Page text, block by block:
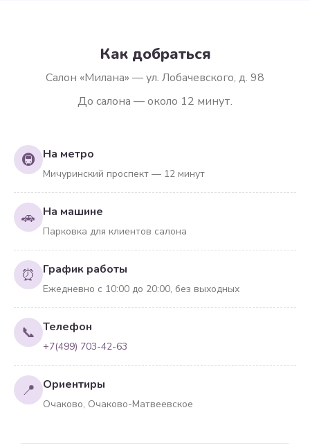
Как добраться
Салон «Милана» — ул. Лобачевского, д. 98
До салона — около 12 минут.
🚇 На метро
Мичуринский проспект — 12 минут
🚗 На машине
Парковка для клиентов салона
⏰ График работы
Ежедневно с 10:00 до 20:00, без выходных
📞 Телефон
+7(499) 703-42-63
📍 Ориентиры
Очаково, Очаково-Матвеевское